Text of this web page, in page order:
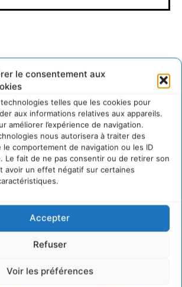
le consentement aux
telles que les cookies pour
aux informations relatives aux appareils.
améliorer l’expérience de navigation.
nous autorisera à traiter des
comportement de navigation ou les ID
Le fait de ne pas consentir ou de retirer son
avoir un effet négatif sur certaines
Accepter
Refuser
Voir les préférences
durable en faveur de
résilients
pour un modèle
du vivant …
de la biodiversité » appelle les
devenir des alliées du vivant
français a perdu sa mémoire